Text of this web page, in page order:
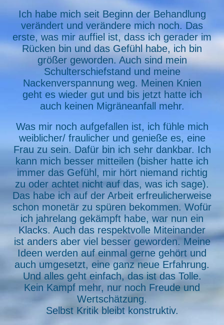
Ich habe mich seit Beginn der Behandlung
verändert und verändere mich noch. Das
erste, was mir auffiel ist, dass ich gerader im
Rücken bin und das Gefühl habe, ich bin
größer geworden. Auch sind mein
Schulterschiefstand und meine
Nackenverspannung weg. Meinen Knien
geht es wieder gut und bis jetzt hatte ich
auch keinen Migräneanfall mehr.
Was mir noch aufgefallen ist, ich fühle mich
weiblicher/ fraulicher und genieße es, eine
Frau zu sein. Dafür bin ich sehr dankbar. Ich
kann mich besser mitteilen (bisher hatte ich
immer das Gefühl, mir hört niemand richtig
zu oder achtet nicht auf das, was ich sage).
Das habe ich auf der Arbeit erfreulicherweise
schon monetär zu spüren bekommen. Wofür
ich jahrelang gekämpft habe, war nun ein
Klacks. Auch das respektvolle Miteinander
ist anders aber viel besser geworden. Meine
Ideen werden auf einmal gerne gehört und
auch umgesetzt, eine ganz neue Erfahrung.
Und alles geht einfach, das ist das Tolle.
Kein Kampf mehr, nur noch Freude und
Wertschätzung.
Selbst Kritik bleibt konstruktiv.